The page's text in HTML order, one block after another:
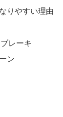
りやすい理由
レーキ
ン